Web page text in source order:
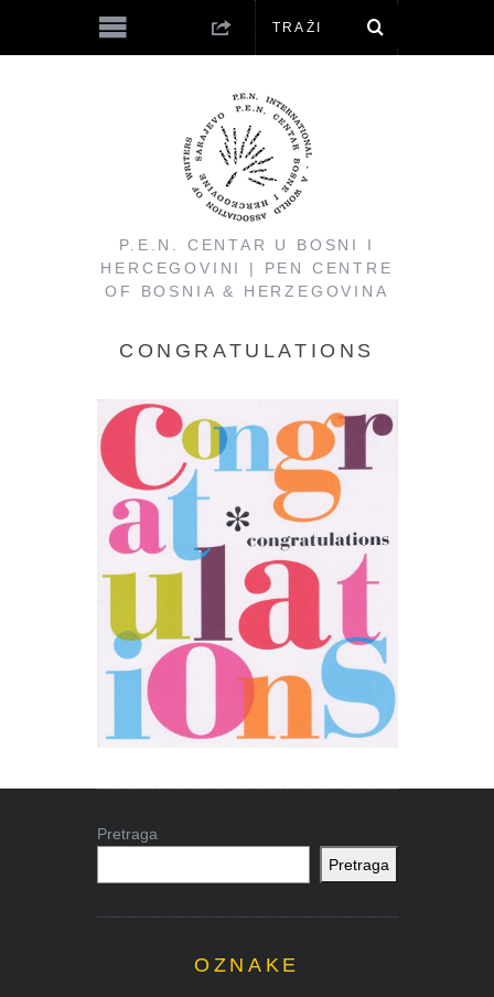
P.E.N. CENTAR U BOSNI I
HERCEGOVINI | PEN CENTRE
OF BOSNIA & HERZEGOVINA
CONGRATULATIONS
Pretraga
Pretraga
OZNAKE